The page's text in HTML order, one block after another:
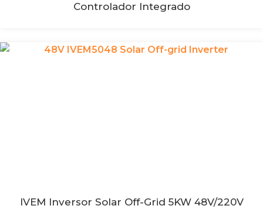
Controlador Integrado
IVEM Inversor Solar Off-Grid 5KW 48V/220V